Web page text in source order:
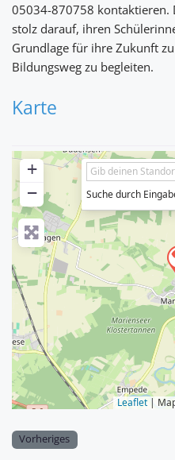
05034-870758 kontaktieren.
stolz darauf, ihren
Grundlage für ihre Zukunft
Bildungsweg zu begleiten.
Karte
+
−
Suche durch
Leaflet |
Vorheriges